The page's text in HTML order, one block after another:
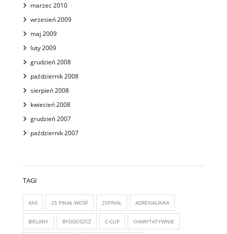
marzec 2010
wrzesień 2009
maj 2009
luty 2009
grudzień 2008
październik 2008
sierpień 2008
kwiecień 2008
grudzień 2007
październik 2007
TAGI
4X4 25 FINAŁ WOŚP 25FINAL ADRENALINKA
BIELANY BYDGOSZCZ C-CLIP CHARYTATYWNIE